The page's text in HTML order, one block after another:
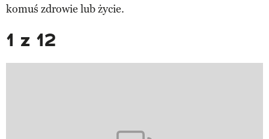
komuś zdrowie lub życie.
1 z 12